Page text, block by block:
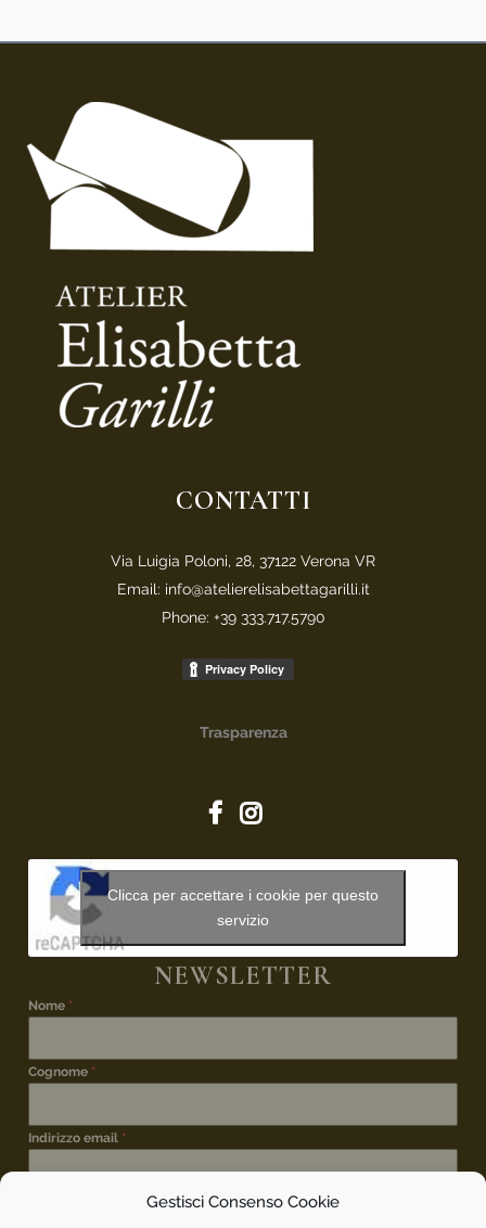
Gestisci Consenso Cookie
CONTATTI
Via Luigia Poloni, 28, 37122 Verona VR
Email: info@atelierelisabettagarilli.it
Phone: +39 333.717.5790
Trasparenza
Clicca per accettare i cookie per questo
servizio
NEWSLETTER
Nome *
Cognome *
Indirizzo email *
ISCRIZIONE NEWSLETTER*